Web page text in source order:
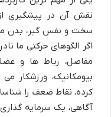
نقش آن در پیشگیری
سخت و نفس گیر، بدن
اگر الگوهای حرکتی ما
مفاصل، رباط ها و
بیومکانیک، ورزشکار
کرده، نقاط ضعف را
آگاهی، یک سرمایه